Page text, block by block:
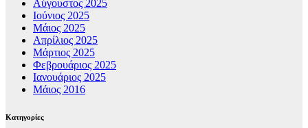
Αύγουστος 2025
Ιούνιος 2025
Μάιος 2025
Απρίλιος 2025
Μάρτιος 2025
Φεβρουάριος 2025
Ιανουάριος 2025
Μάιος 2016
Kατηγορίες